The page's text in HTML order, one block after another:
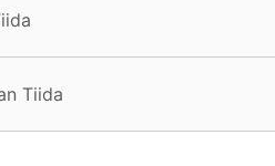
Tiida